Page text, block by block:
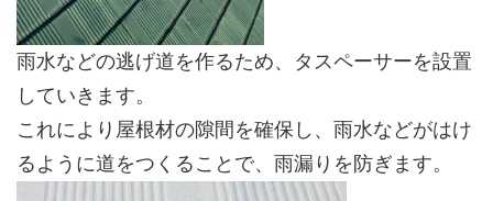
雨水などの逃げ道を作るため、タスペーサーを設置
していきます。
これにより屋根材の隙間を確保し、雨水などがはけ
るように道をつくることで、雨漏りを防ぎます。